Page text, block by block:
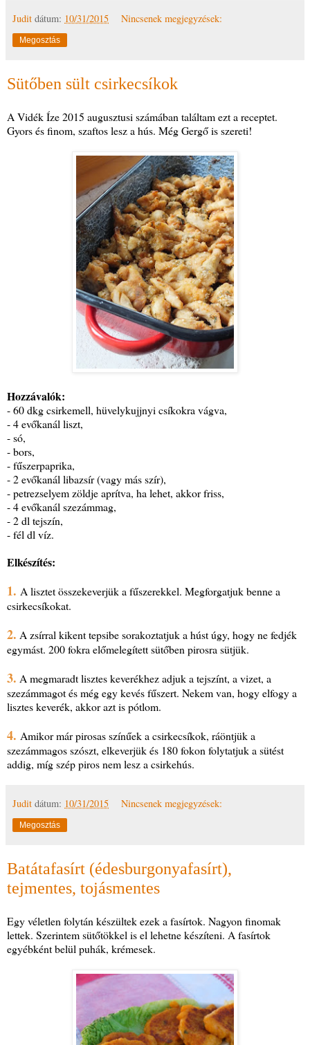
Judit dátum: 10/31/2015 Nincsenek megjegyzések:
Megosztás
Sütőben sült csirkecsíkok
A Vidék Íze 2015 augusztusi számában találtam ezt a receptet.
Gyors és finom, szaftos lesz a hús. Még Gergő is szereti!
Hozzávalók:
- 60 dkg csirkemell, hüvelykujjnyi csíkokra vágva,
- 4 evőkanál liszt,
- só,
- bors,
- fűszerpaprika,
- 2 evőkanál libazsír (vagy más szír),
- petrezselyem zöldje aprítva, ha lehet, akkor friss,
- 4 evőkanál szezámmag,
- 2 dl tejszín,
- fél dl víz.
Elkészítés:
1. A lisztet összekeverjük a fűszerekkel. Megforgatjuk benne a
csirkecsíkokat.
2. A zsírral kikent tepsibe sorakoztatjuk a húst úgy, hogy ne fedjék
egymást. 200 fokra előmelegített sütőben pirosra sütjük.
3. A megmaradt lisztes keverékhez adjuk a tejszínt, a vizet, a
szezámmagot és még egy kevés fűszert. Nekem van, hogy elfogy a
lisztes keverék, akkor azt is pótlom.
4. Amikor már pirosas színűek a csirkecsíkok, ráöntjük a
szezámmagos szószt, elkeverjük és 180 fokon folytatjuk a sütést
addig, míg szép piros nem lesz a csirkehús.
Judit dátum: 10/31/2015 Nincsenek megjegyzések:
Megosztás
Batátafasírt (édesburgonyafasírt),
tejmentes, tojásmentes
Egy véletlen folytán készültek ezek a fasírtok. Nagyon finomak
lettek. Szerintem sütőtökkel is el lehetne készíteni. A fasírtok
egyébként belül puhák, krémesek.